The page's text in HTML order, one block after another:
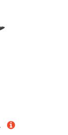
cm*94,0 cm